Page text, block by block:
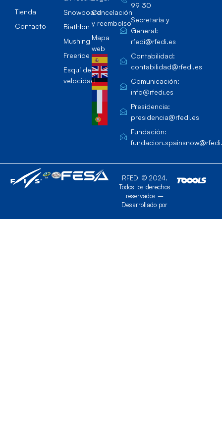
Tienda
Contacto
Snowboard
Biathlon
Mushing
Freeride
Esquí de
velocidad
Cancelación
y reembolso
Mapa
web
99 30
Secretaría y
General:
rfedi@rfedi.es
Contabilidad:
contabilidad@rfedi.es
Comunicación:
info@rfedi.es
Presidencia:
presidencia@rfedi.es
Fundación:
RFEDI © 2024.
Todos los derechos
reservados –
Desarrollado por